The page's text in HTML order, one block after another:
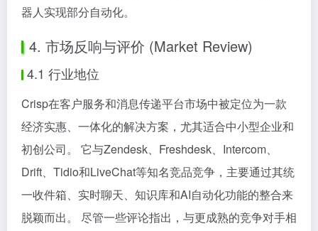
器人实现部分自动化。
4. 市场反响与评价 (Market Review)
4.1 行业地位
Crisp在客户服务和消息传递平台市场中被定位为一款
经济实惠、一体化的解决方案，尤其适合中小型企业和
初创公司。 它与Zendesk、Freshdesk、Intercom、
Drift、Tidio和LiveChat等知名竞品竞争，主要通过其统
一收件箱、实时聊天、知识库和AI自动化功能的整合来
脱颖而出。 尽管一些评论指出，与更成熟的竞争对手相